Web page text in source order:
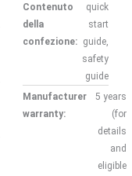
Contenuto
della
confezione:
quick
start
guide,
safety
guide
Manufacturer
warranty:
5 years
(for
details
and
eligible